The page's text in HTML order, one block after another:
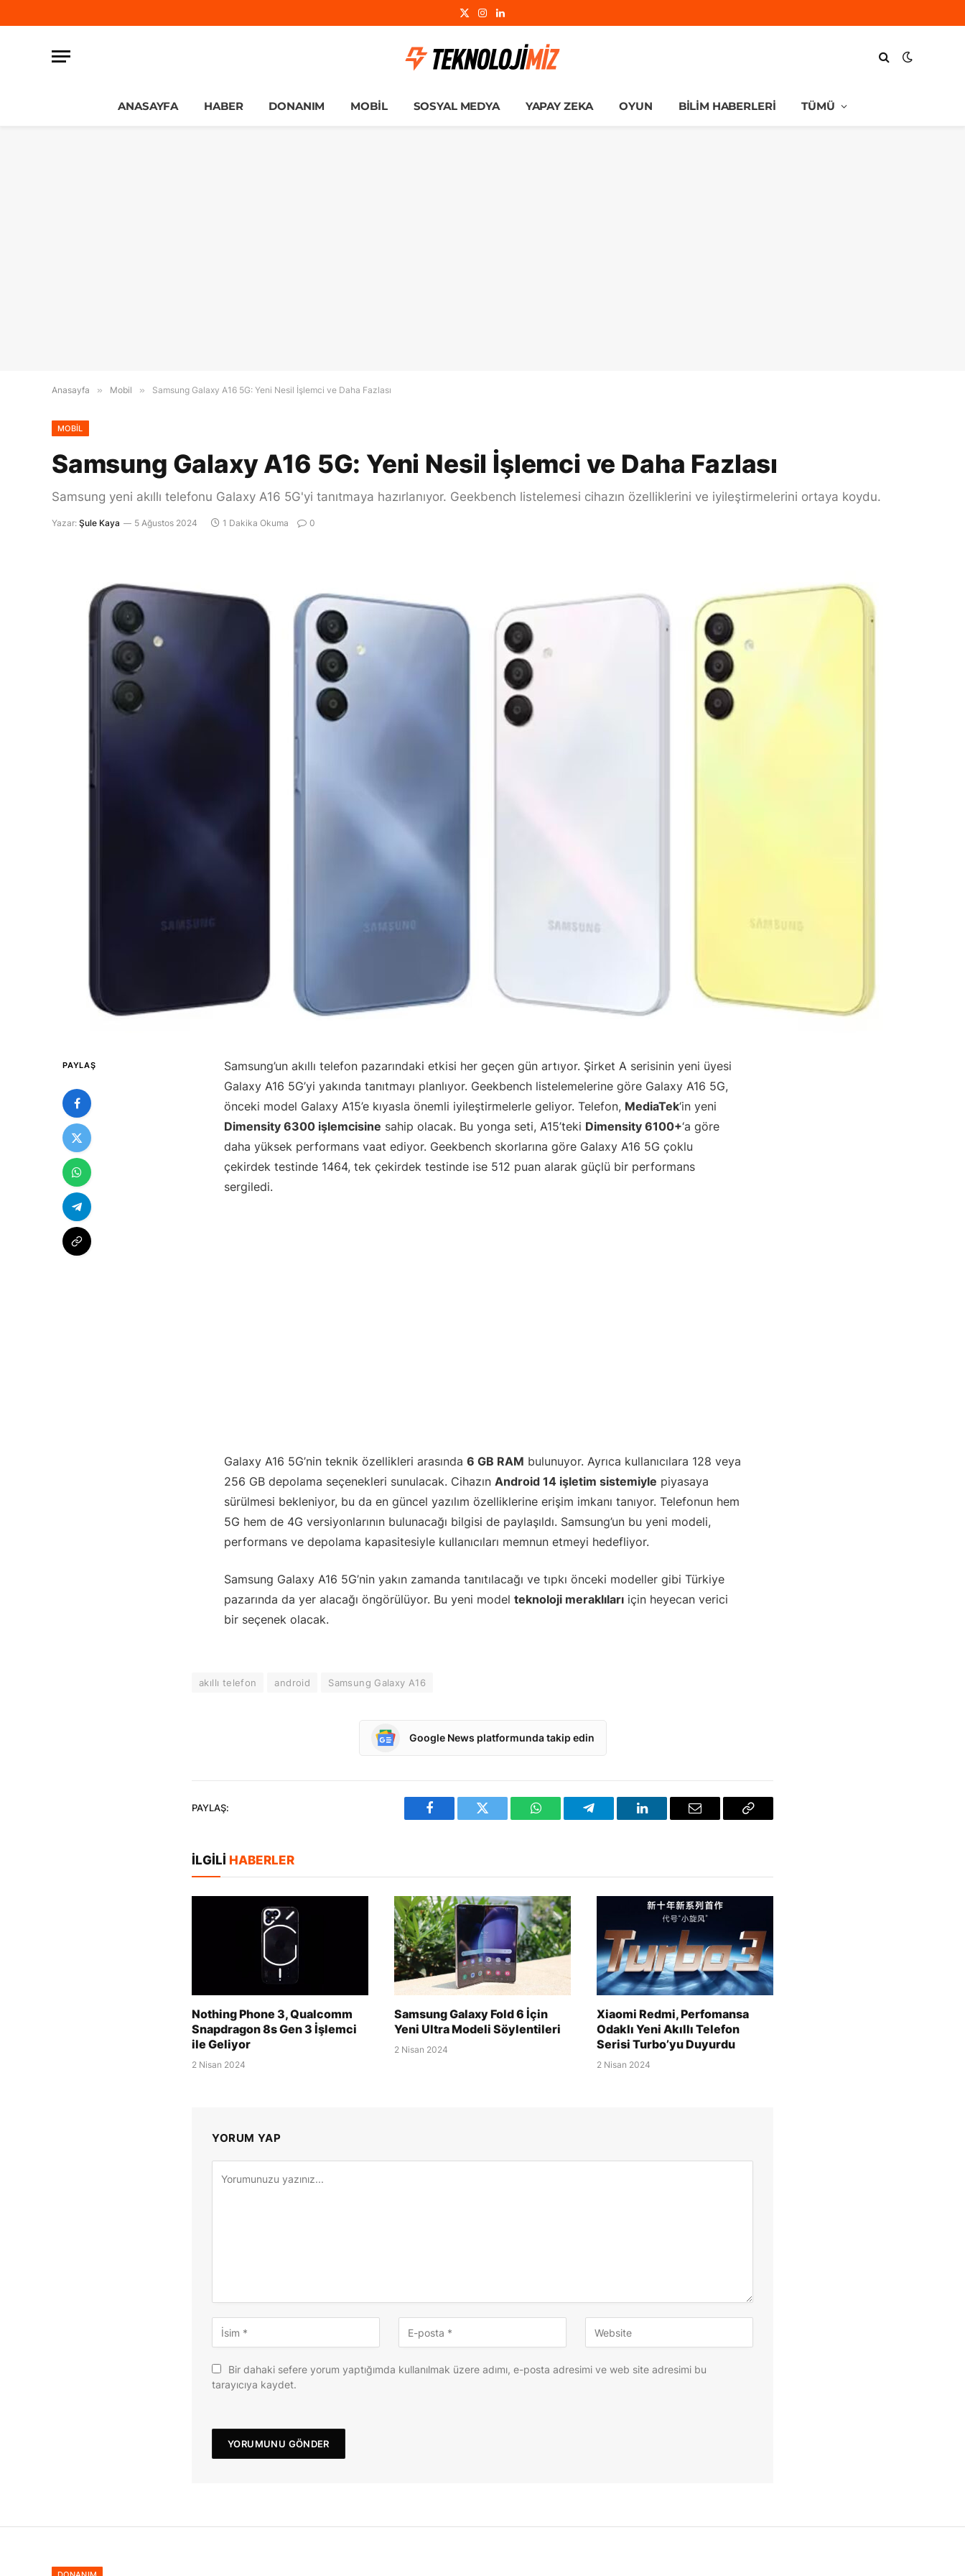
X
Instagram
LinkedIn
ANASAYFA HABER DONANIM MOBIL SOSYAL MEDYA YAPAY ZEKA OYUN BILIM HABERLERI TÜMÜ
Anasayfa » Mobil » Samsung Galaxy A16 5G: Yeni Nesil İşlemci ve Daha Fazlası
MOBIL
Samsung Galaxy A16 5G: Yeni Nesil İşlemci ve Daha Fazlası
Samsung yeni akıllı telefonu Galaxy A16 5G'yi tanıtmaya hazırlanıyor. Geekbench listelemesi cihazın özelliklerini ve iyileştirmelerini ortaya koydu.
Yazar: Şule Kaya 5 Ağustos 2024 1 Dakika Okuma 0
PAYLAŞ
Samsung’un akıllı telefon pazarındaki etkisi her geçen gün artıyor. Şirket A serisinin yeni üyesi
Galaxy A16 5G’yi yakında tanıtmayı planlıyor. Geekbench listelemelerine göre Galaxy A16 5G,
önceki model Galaxy A15’e kıyasla önemli iyileştirmelerle geliyor. Telefon, MediaTek‘in yeni
Dimensity 6300 işlemcisine sahip olacak. Bu yonga seti, A15’teki Dimensity 6100+‘a göre
daha yüksek performans vaat ediyor. Geekbench skorlarına göre Galaxy A16 5G çoklu
çekirdek testinde 1464, tek çekirdek testinde ise 512 puan alarak güçlü bir performans
sergiledi.
Galaxy A16 5G’nin teknik özellikleri arasında 6 GB RAM bulunuyor. Ayrıca kullanıcılara 128 veya
256 GB depolama seçenekleri sunulacak. Cihazın Android 14 işletim sistemiyle piyasaya
sürülmesi bekleniyor, bu da en güncel yazılım özelliklerine erişim imkanı tanıyor. Telefonun hem
5G hem de 4G versiyonlarının bulunacağı bilgisi de paylaşıldı. Samsung’un bu yeni modeli,
performans ve depolama kapasitesiyle kullanıcıları memnun etmeyi hedefliyor.
Samsung Galaxy A16 5G’nin yakın zamanda tanıtılacağı ve tıpkı önceki modeller gibi Türkiye
pazarında da yer alacağı öngörülüyor. Bu yeni model teknoloji meraklıları için heyecan verici
bir seçenek olacak.
akıllı telefon android Samsung Galaxy A16
Google News platformunda takip edin
PAYLAŞ:
Facebook Twitter WhatsAppTelegram LinkedIn E-
Bağlantıyı
İLGILI HABERLER
Nothing Phone 3, Qualcomm
Snapdragon 8s Gen 3 İşlemci
ile Geliyor
2 Nisan 2024
Samsung Galaxy Fold 6 İçin
Yeni Ultra Modeli Söylentileri
2 Nisan 2024
Xiaomi Redmi, Perfomansa
Odaklı Yeni Akıllı Telefon
Serisi Turbo’yu Duyurdu
2 Nisan 2024
YORUM YAP
Bir dahaki sefere yorum yaptığımda kullanılmak üzere adımı, e-posta adresimi ve web site adresimi bu
tarayıcıya kaydet.